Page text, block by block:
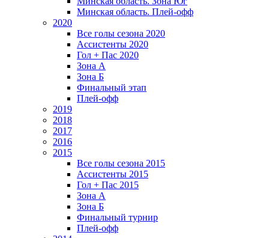
Минская область. Плей-офф
2020
Все голы сезона 2020
Ассистенты 2020
Гол + Пас 2020
Зона А
Зона Б
Финальный этап
Плей-офф
2019
2018
2017
2016
2015
Все голы сезона 2015
Ассистенты 2015
Гол + Пас 2015
Зона А
Зона Б
Финальный турнир
Плей-офф